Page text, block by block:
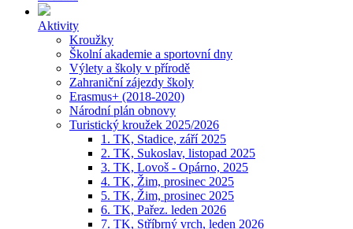
Aktivity
Kroužky
Školní akademie a sportovní dny
Výlety a školy v přírodě
Zahraniční zájezdy školy
Erasmus+ (2018-2020)
Národní plán obnovy
Turistický kroužek 2025/2026
1. TK, Stadice, září 2025
2. TK, Sukoslav, listopad 2025
3. TK, Lovoš - Opárno, 2025
4. TK, Žim, prosinec 2025
5. TK, Žim, prosinec 2025
6. TK, Pařez. leden 2026
7. TK, Stříbrný vrch, leden 2026